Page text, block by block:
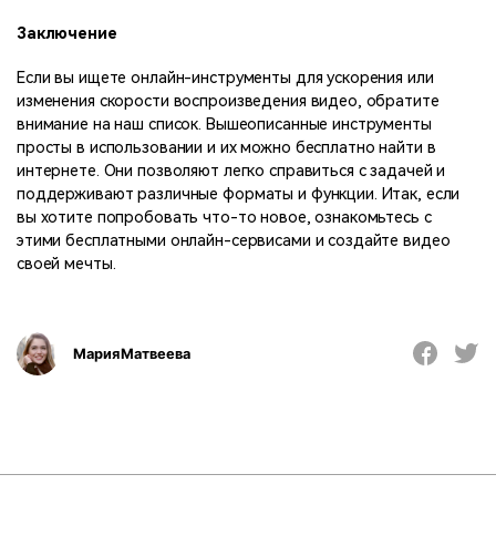
Заключение
Если вы ищете онлайн-инструменты для ускорения или
изменения скорости воспроизведения видео, обратите
внимание на наш список. Вышеописанные инструменты
просты в использовании и их можно бесплатно найти в
интернете. Они позволяют легко справиться с задачей и
поддерживают различные форматы и функции. Итак, если
вы хотите попробовать что-то новое, ознакомьтесь с
этими бесплатными онлайн-сервисами и создайте видео
своей мечты.
Мария Матвеева